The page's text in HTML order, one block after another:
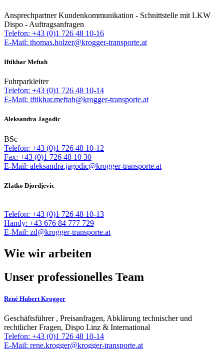
Ansprechpartner Kundenkommunikation - Schnittstelle mit LKW
Dispo - Auftragsanfragen
Telefon: +43 (0)1 726 48 10-16
E-Mail: thomas.holzer@krogger-transporte.at
Iftikhar Meftah
Fuhrparkleiter
Telefon: +43 (0)1 726 48 10-14
E-Mail: iftikhar.meftah@krogger-transporte.at
Aleksandra Jagodic
BSc
Telefon: +43 (0)1 726 48 10-12
Fax: +43 (0)1 726 48 10 30
E-Mail: aleksandra.jagodic@krogger-transporte.at
Zlatko Djordjevic
Telefon: +43 (0)1 726 48 10-13
Handy: +43 676 84 777 729
E-Mail: zd@krogger-transporte.at
Wie wir arbeiten
Unser professionelles Team
René Hubert Krogger
Geschäftsführer , Preisanfragen, Abklärung technischer und
rechtlicher Fragen, Dispo Linz & International
Telefon: +43 (0)1 726 48 10-14
E-Mail: rene.krogger@krogger-transporte.at